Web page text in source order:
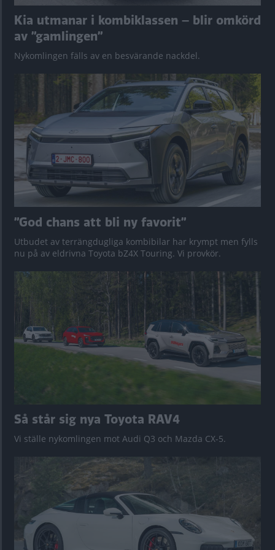
Kia utmanar i kombiklassen – blir omkörd
av ”gamlingen”
Nykomlingen fälls av en besvärande nackdel.
”God chans att bli ny favorit”
Utbudet av terrängdugliga kombibilar har krympt men fylls
nu på av eldrivna Toyota bZ4X Touring. Vi provkör.
Så står sig nya Toyota RAV4
Vi ställe nykomlingen mot Audi Q3 och Mazda CX-5.